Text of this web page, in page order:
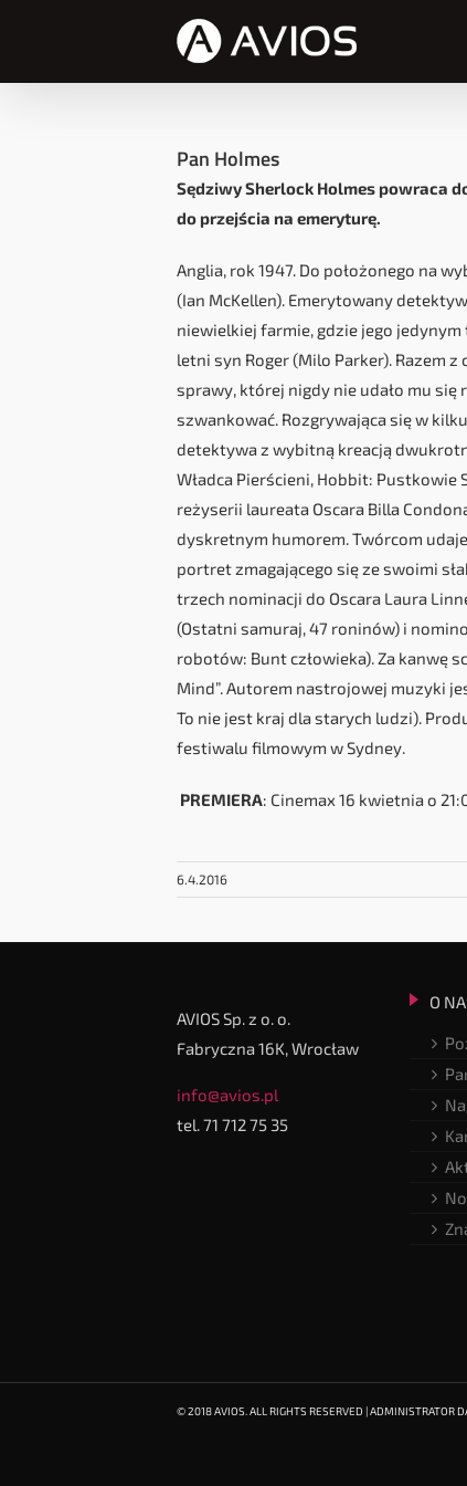
Pan Holmes
Sędziwy Sherlock Holmes powraca
do przejścia na emeryturę.
Anglia, rok 1947. Do położonego na
(Ian McKellen). Emerytowany
niewielkiej farmie, gdzie jego
letni syn Roger (Milo Parker). Razem
sprawy, której nigdy nie udało mu się
szwankować. Rozgrywająca się w
detektywa z wybitną kreacją
Władca Pierścieni, Hobbit:
reżyserii laureata Oscara Billa
dyskretnym humorem. Twórcom
portret zmagającego się ze swoimi
trzech nominacji do Oscara Laura
(Ostatni samuraj, 47 roninów) i
robotów: Bunt człowieka). Za kanwę
Mind”. Autorem nastrojowej muzyki
To nie jest kraj dla starych ludzi).
festiwalu filmowym w Sydney.
PREMIERA: Cinemax 16 kwietnia o
6.4.2016
AVIOS Sp. z o. o.
Fabryczna 16K, Wrocław
info@avios.pl
tel. 71 712 75 35
O
© 2018 AVIOS. ALL RIGHTS RESERVED | ADMINISTRATOR